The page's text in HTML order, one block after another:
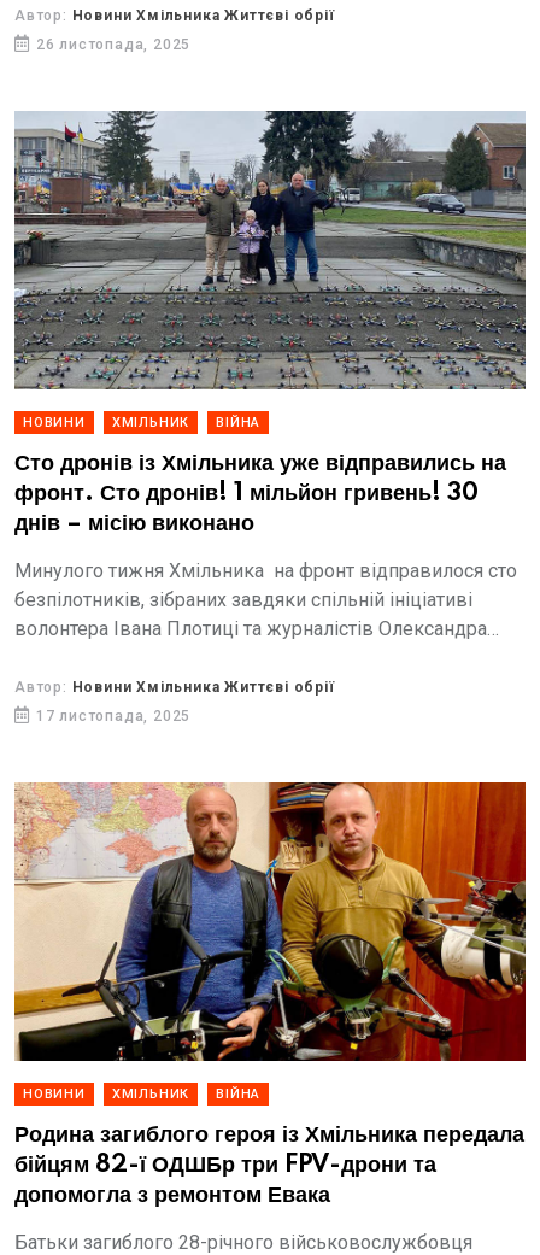
принципово...
Автор: Новини Хмільника Життєві обрії
26 листопада, 2025
НОВИНИ ХМІЛЬНИК ВІЙНА
Сто дронів із Хмільника уже відправились на
фронт. Сто дронів! 1 мільйон гривень! 30
днів – місію виконано
Минулого тижня Хмільника на фронт відправилося сто
безпілотників, зібраних завдяки спільній ініціативі
волонтера Івана Плотиці та журналістів Олександра
Заболотним, головою ГО "Крила янгола".
Автор: Новини Хмільника Життєві обрії
17 листопада, 2025
НОВИНИ ХМІЛЬНИК ВІЙНА
Родина загиблого героя із Хмільника передала
бійцям 82-ї ОДШБр три FPV-дрони та
допомогла з ремонтом Евака
Батьки загиблого 28-річного військовослужбовця